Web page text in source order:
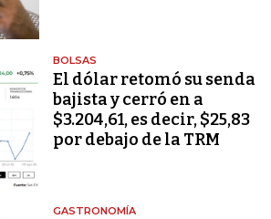
BOLSAS
El dólar retomó su senda
bajista y cerró en a
$3.204,61, es decir, $25,83
por debajo de la TRM
GASTRONOMÍA